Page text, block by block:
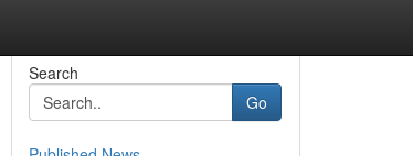
Search
Go